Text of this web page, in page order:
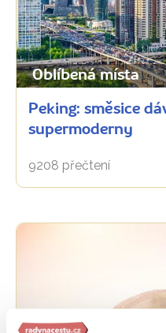
Oblíbená místa
Peking: směsice
supermoderny
9208 přečtení